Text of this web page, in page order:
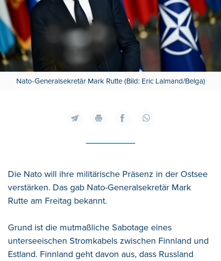
Nato-Generalsekretär Mark Rutte (Bild: Eric Lalmand/Belga)
Die Nato will ihre militärische Präsenz in der Ostsee
verstärken. Das gab Nato-Generalsekretär Mark
Rutte am Freitag bekannt.
Grund ist die mutmaßliche Sabotage eines
unterseeischen Stromkabels zwischen Finnland und
Estland. Finnland geht davon aus, dass Russland